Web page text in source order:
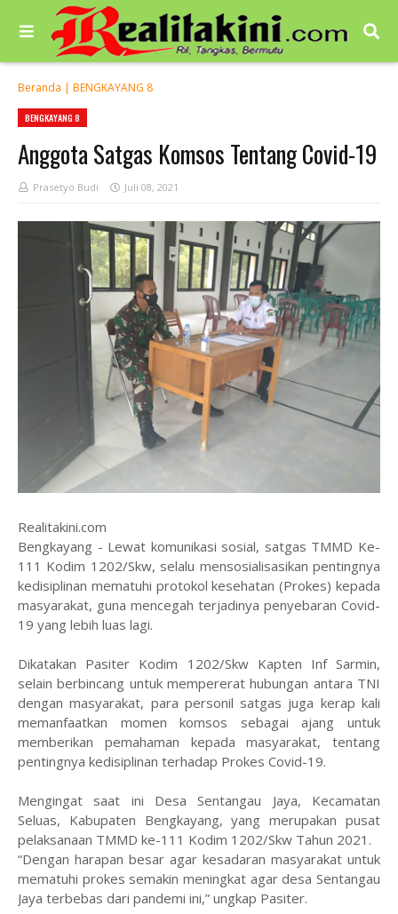
Beranda | BENGKAYANG 8
BENGKAYANG 8
Anggota Satgas Komsos Tentang Covid-19
Prasetyo Budi Juli 08, 2021
Realitakini.com
Bengkayang - Lewat komunikasi sosial, satgas TMMD Ke-
111 Kodim 1202/Skw, selalu mensosialisasikan pentingnya
kedisiplinan mematuhi protokol kesehatan (Prokes) kepada
masyarakat, guna mencegah terjadinya penyebaran Covid-
19 yang lebih luas lagi.
Dikatakan Pasiter Kodim 1202/Skw Kapten Inf Sarmin,
selain berbincang untuk mempererat hubungan antara TNI
dengan masyarakat, para personil satgas juga kerap kali
memanfaatkan momen komsos sebagai ajang untuk
memberikan pemahaman kepada masyarakat, tentang
pentingnya kedisiplinan terhadap Prokes Covid-19.
Mengingat saat ini Desa Sentangau Jaya, Kecamatan
Seluas, Kabupaten Bengkayang, yang merupakan pusat
pelaksanaan TMMD ke-111 Kodim 1202/Skw Tahun 2021.
“Dengan harapan besar agar kesadaran masyarakat untuk
mematuhi prokes semakin meningkat agar desa Sentangau
Jaya terbebas dari pandemi ini,” ungkap Pasiter.